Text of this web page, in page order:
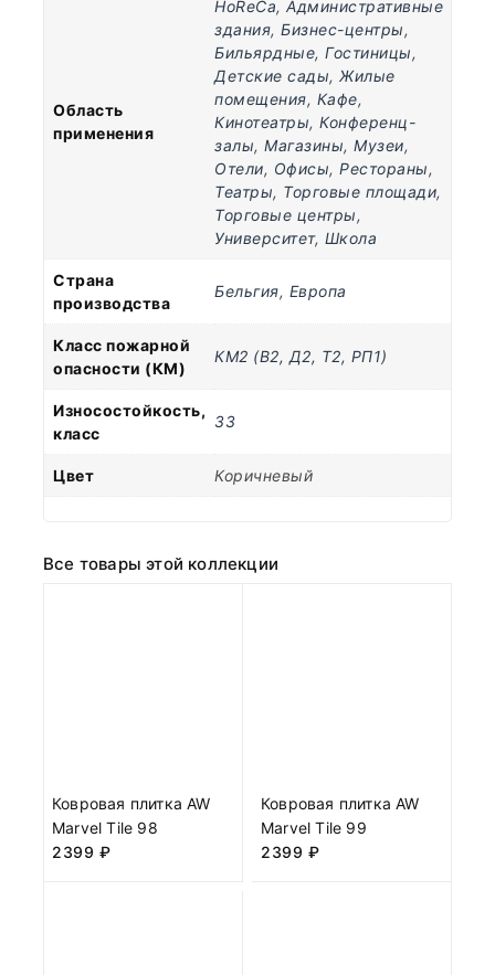
Область
применения
HoReCa, Административные
здания, Бизнес-центры,
Бильярдные, Гостиницы,
Детские сады, Жилые
помещения, Кафе,
Кинотеатры, Конференц-
залы, Магазины, Музеи,
Отели, Офисы, Рестораны,
Театры, Торговые площади,
Торговые центры,
Университет, Школа
Страна
производства
Бельгия, Европа
Класс пожарной
опасности (КМ)
КМ2 (В2, Д2, Т2, РП1)
Износостойкость,
класс
33
Цвет Коричневый
Все товары этой коллекции
Ковровая плитка AW
Marvel Tile 98
2399 ₽
Ковровая плитка AW
Marvel Tile 99
2399 ₽